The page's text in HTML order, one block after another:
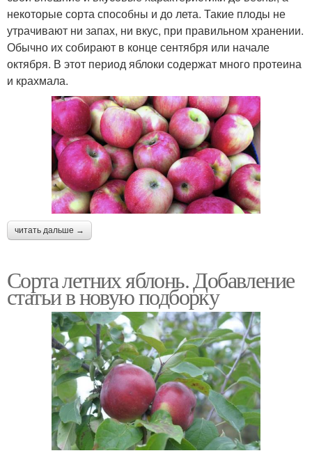
некоторые сорта способны и до лета. Такие плоды не
утрачивают ни запах, ни вкус, при правильном хранении.
Обычно их собирают в конце сентября или начале
октября. В этот период яблоки содержат много протеина
и крахмала.
читать дальше →
Сорта летних яблонь. Добавление
статьи в новую подборку